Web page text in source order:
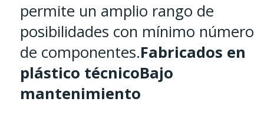
permite un amplio rango de
posibilidades con mínimo número
de componentes.Fabricados en
plástico técnicoBajo
mantenimiento